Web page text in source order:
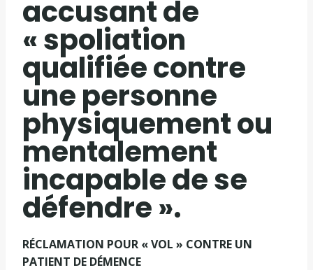
accusant de
« spoliation
qualifiée contre
une personne
physiquement ou
mentalement
incapable de se
défendre ».
RÉCLAMATION POUR « VOL » CONTRE UN
PATIENT DE DÉMENCE